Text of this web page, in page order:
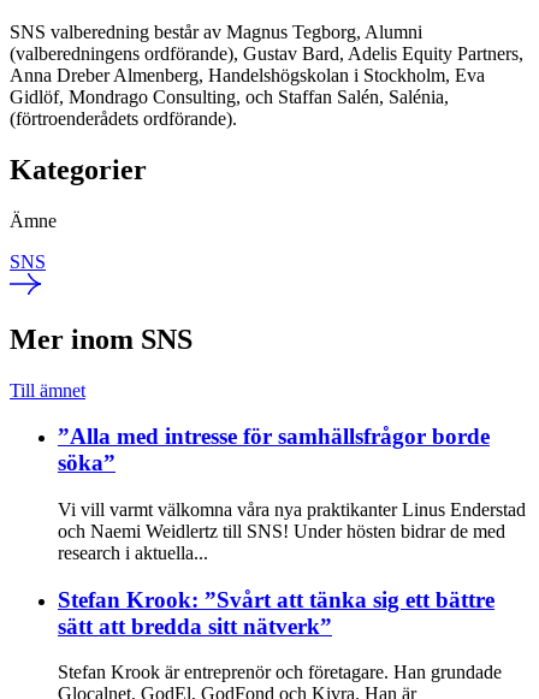
SNS valberedning består av Magnus Tegborg, Alumni
(valberedningens ordförande), Gustav Bard, Adelis Equity Partners,
Anna Dreber Almenberg, Handelshögskolan i Stockholm, Eva
Gidlöf, Mondrago Consulting, och Staffan Salén, Salénia,
(förtroenderådets ordförande).
Kategorier
Ämne
SNS
Mer inom SNS
Till ämnet
”Alla med intresse för samhällsfrågor borde
söka”
Vi vill varmt välkomna våra nya praktikanter Linus Enderstad
och Naemi Weidlertz till SNS! Under hösten bidrar de med
research i aktuella...
Stefan Krook: ”Svårt att tänka sig ett bättre
sätt att bredda sitt nätverk”
Stefan Krook är entreprenör och företagare. Han grundade
Glocalnet, GodEl, GodFond och Kivra. Han är